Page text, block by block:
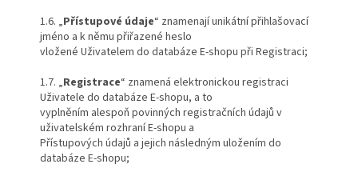
1.6. „Přístupové údaje“ znamenají unikátní přihlašovací
jméno a k němu přiřazené heslo
vložené Uživatelem do databáze E-shopu při Registraci;
1.7. „Registrace“ znamená elektronickou registraci
Uživatele do databáze E-shopu, a to
vyplněním alespoň povinných registračních údajů v
uživatelském rozhraní E-shopu a
Přístupových údajů a jejich následným uložením do
databáze E-shopu;